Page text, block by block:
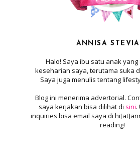
ANNISA
Halo! Saya ibu satu anak
keseharian saya, terutama suka
Saya juga menulis tentang
Blog ini menerima advertorial.
saya kerjakan bisa dilihat di sini.
inquiries bisa email saya di
reading!